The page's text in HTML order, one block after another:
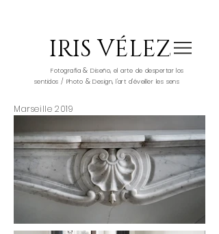
IRIS VÉLEZ
Fotografía& Diseño, el arte de despertar los
sentidos / Photo & Design, l'art d'éveiller les sens
Marseille 2019